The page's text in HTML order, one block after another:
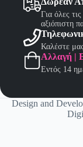
Για όλες
αξιόπιστη
Καλέστε
Αλλαγή |
Εντός 14
Design and